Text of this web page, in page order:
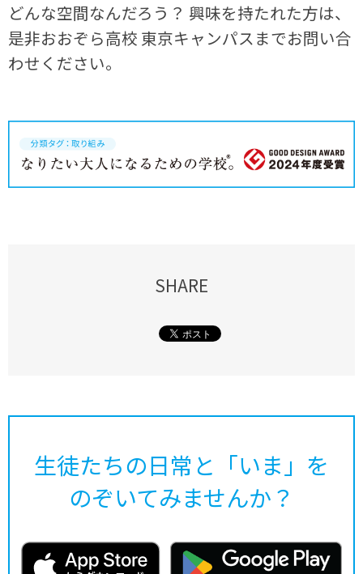
どんな空間なんだろう？ 興味を持たれた方は、
是非おおぞら高校 東京キャンパスまでお問い合
わせください。
SHARE
生徒たちの日常と「いま」を
のぞいてみませんか？